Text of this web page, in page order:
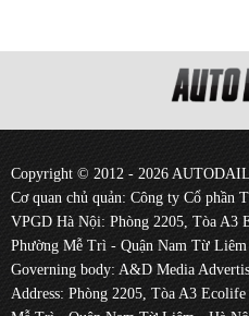
Copyright © 2012 - 2026
Cơ quan chủ quản: Công ty Cổ phần
VPGD Hà Nội: Phòng 2205, Tòa A3
Phường Mễ Trì - Quận Nam Từ
Governing body: A&D Media
Address: Phòng 2205, Tòa A3